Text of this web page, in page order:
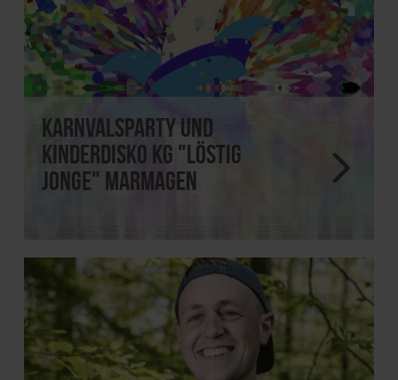
Karnvalsparty und
Kinderdisko KG "Löstig
Jonge" Marmagen